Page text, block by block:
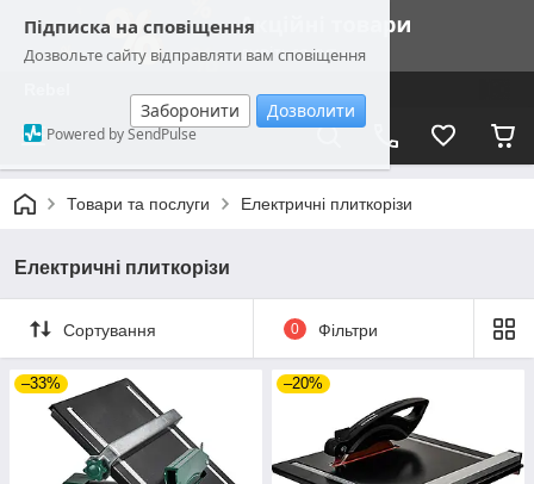
Підписка на сповіщення
Дозвольте сайту відправляти вам сповіщення
Заборонити Дозволити
Powered by SendPulse
Товари та послуги Електричні плиткорізи
Електричні плиткорізи
Сортування 0 Фільтри
–33% –20%